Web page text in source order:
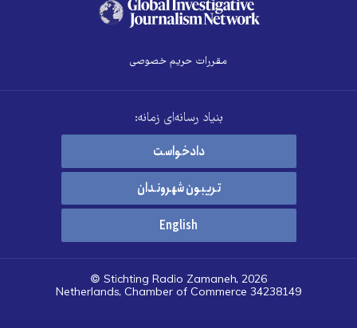
مقررات حریم خصوصی
بنیاد رسانه‌ای زمانه:
دادخواست
تریبون شهروندان
English
© Stichting Radio Zamaneh, 2026
Netherlands, Chamber of Commerce 34238149